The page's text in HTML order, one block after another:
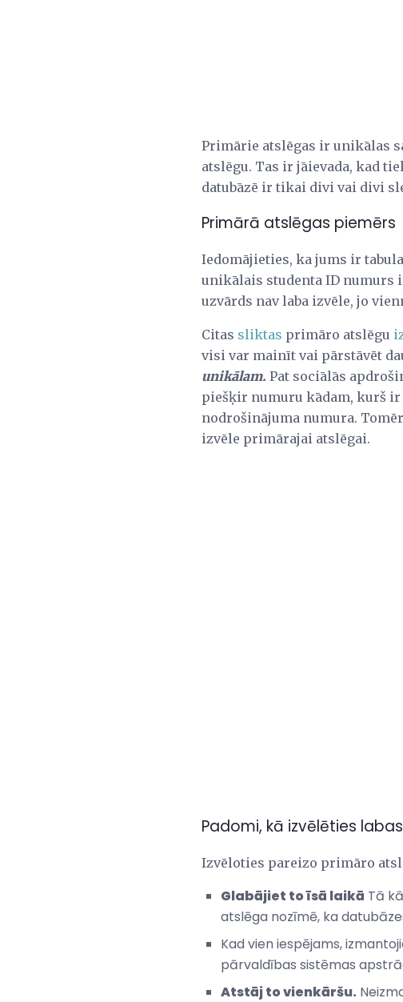
Primārie atslēgas ir unikālas
atslēgu. Tas ir jāievada, kad
datubāzē ir tikai divi vai divi
Primārā atslēgas piemērs
Iedomājieties, ka jums ir
unikālais studenta ID numurs
uzvārds nav laba izvēle, jo
Citas sliktas primāro atslēgu
visi var mainīt vai pārstāvēt
unikālam. Pat sociālās
piešķir numuru kādam, kurš
nodrošinājuma numura.
izvēle primārajai atslēgai.
Padomi, kā izvēlēties
Izvēloties pareizo primāro
Glabājiet to īsā laikā Tā
atslēga nozīmē, ka
Kad vien iespējams,
pārvaldības sistēmas
Atstāj to vienkāršu.